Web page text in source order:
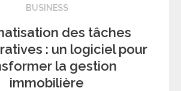
BUSINESS
des tâches
: un logiciel pour
la gestion
immobilière